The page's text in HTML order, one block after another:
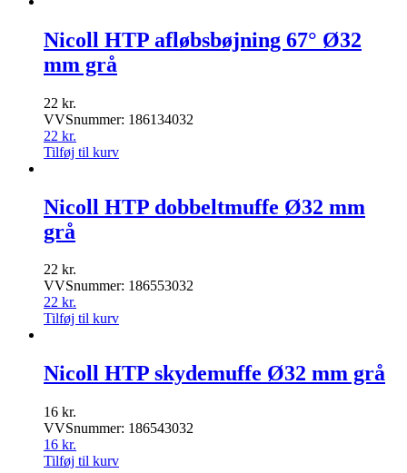
Nicoll HTP afløbsbøjning 67° Ø32
mm grå
22 kr.
VVSnummer: 186134032
22 kr.
Tilføj til kurv
Nicoll HTP dobbeltmuffe Ø32 mm
grå
22 kr.
VVSnummer: 186553032
22 kr.
Tilføj til kurv
Nicoll HTP skydemuffe Ø32 mm grå
16 kr.
VVSnummer: 186543032
16 kr.
Tilføj til kurv